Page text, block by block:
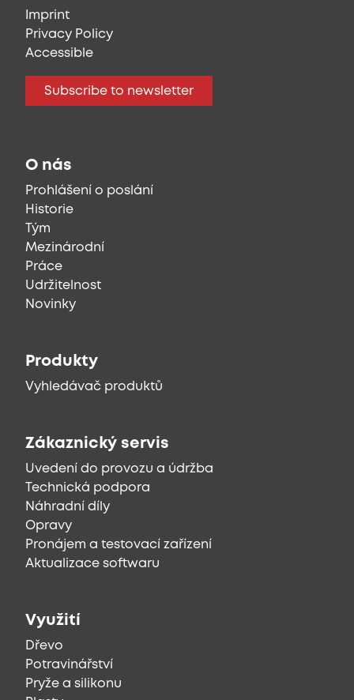
Imprint
Privacy Policy
Accessible
Subscribe to newsletter
O nás
Prohlášení o poslání
Historie
Tým
Mezinárodní
Práce
Udržitelnost
Novinky
Produkty
Vyhledávač produktů
Zákaznický servis
Uvedení do provozu a údržba
Technická podpora
Náhradní díly
Opravy
Pronájem a testovací zařízení
Aktualizace softwaru
Využití
Dřevo
Potravinářství
Pryže a silikonu